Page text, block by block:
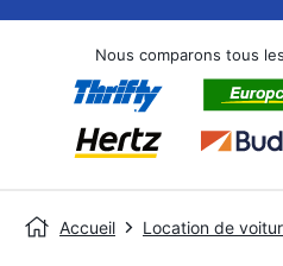
Nous comparons tous
Accueil Location de